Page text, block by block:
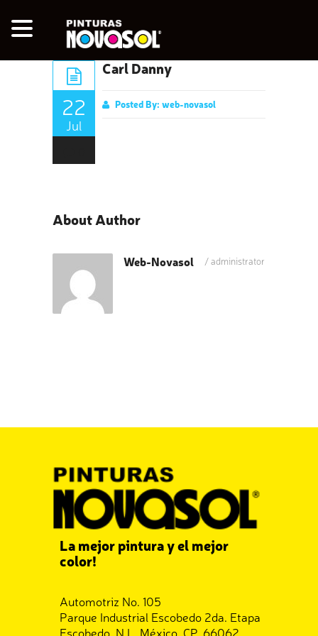
22
Jul
Carl Danny
Posted By: web-novasol
About Author
Web-Novasol /administrator
La mejor pintura y el mejor
color!
Automotriz No. 105
Parque Industrial Escobedo 2da. Etapa
Escobedo, N.L. México, CP. 66062